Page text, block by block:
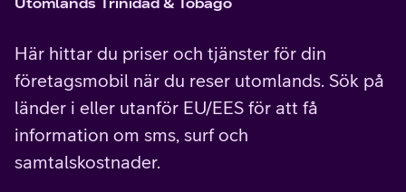
Här hittar du priser och tjänster för din
företagsmobil när du reser utomlands. Sök på
länder i eller utanför EU/EES för att få
information om sms, surf och
samtalskostnader.